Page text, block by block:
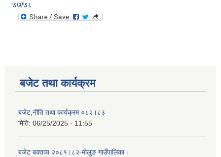
७७/७८
बजेट तथा कार्यक्रम
बजेट,नीति तथा कार्यक्रम ०८२।८३
मिति: 06/25/2025 - 11:55
बजेट बक्तव्य २०८१।८२-मोलुङ गाउँपालिका।